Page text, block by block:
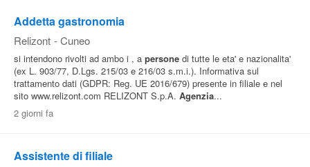
Area
Aziende
Addetta gastronomia
Relizont - Cuneo
si intendono rivolti ad ambo i , a persone di tutte le eta' e nazionalita'
(ex L. 903/77, D.Lgs. 215/03 e 216/03 s.m.i.). Informativa sul
trattamento dati (GDPR: Reg. UE 2016/679) presente in filiale e nel
sito www.relizont.com RELIZONT S.p.A. Agenzia...
2 giorni fa
Assistente di filiale